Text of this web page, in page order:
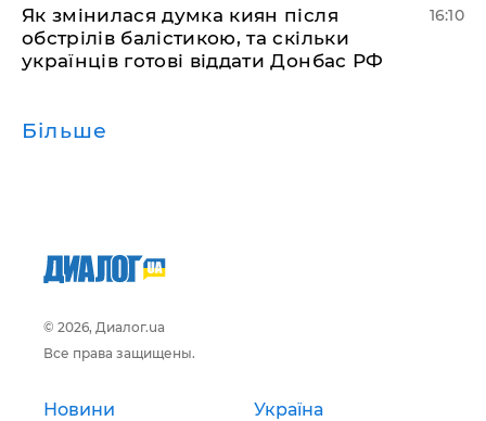
Як змінилася думка киян після
обстрілів балістикою, та скільки
українців готові віддати Донбас РФ
16:10
Більше
© 2026, Диалог.ua
Все права защищены.
Новини Україна